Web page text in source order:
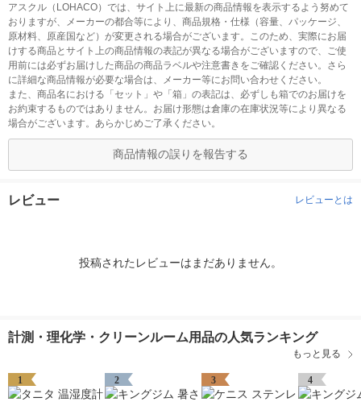
アスクル（LOHACO）では、サイト上に最新の商品情報を表示するよう努めて
おりますが、メーカーの都合等により、商品規格・仕様（容量、パッケージ、
原材料、原産国など）が変更される場合がございます。このため、実際にお届
けする商品とサイト上の商品情報の表記が異なる場合がございますので、ご使
用前には必ずお届けした商品の商品ラベルや注意書きをご確認ください。さら
に詳細な商品情報が必要な場合は、メーカー等にお問い合わせください。
また、商品名における「セット」や「箱」の表記は、必ずしも箱でのお届けを
お約束するものではありません。お届け形態は倉庫の在庫状況等により異なる
場合がございます。あらかじめご了承ください。
商品情報の誤りを報告する
レビュー レビューとは
投稿されたレビューはまだありません。
計測・理化学・クリーンルーム用品の人気ランキング
もっと見る
1 2 3 4